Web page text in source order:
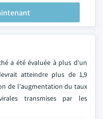
a été évaluée à plus d'un
atteindre plus de 1,9
de l'augmentation du taux
transmises par les